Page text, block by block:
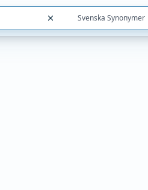
Svenska Synonymer